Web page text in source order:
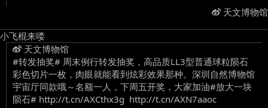
天文博物馆
小飞棍来喽
天文博物馆
#转发抽奖# 周末例行转发抽奖，高品质LL3型普通球粒陨石
彩色切片一枚，肉眼就能看到炫彩效果那种。深圳自然博物馆
宇宙厅同款哦～名额一人，下周五开奖，大家加油#放大一块
陨石# http://t.cn/AXCthx3g ​ http://t.cn/AXN7aaoc ​